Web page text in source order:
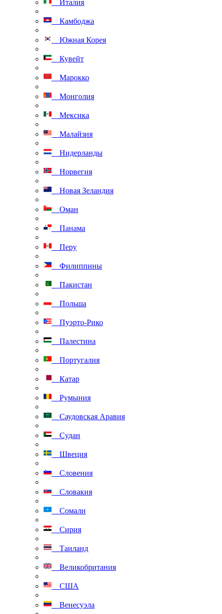
Италия
Камбоджа
Южная Корея
Кувейт
Марокко
Монголия
Мексика
Малайзия
Нидерланды
Норвегия
Новая Зеландия
Оман
Панама
Перу
Филиппины
Пакистан
Польша
Пуэрто-Рико
Палестина
Португалия
Катар
Румыния
Саудовская Аравия
Судан
Швеция
Словения
Словакия
Сомали
Сирия
Таиланд
Великобритания
США
Венесуэла